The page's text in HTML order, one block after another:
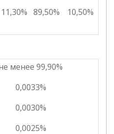
11,30% 89,50% 10,50%
менее 99,90%
0,0033%
0,0030%
0,0025%